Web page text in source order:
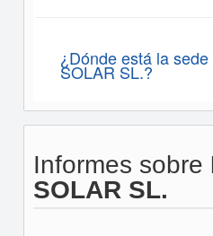
¿Dónde está la
SOLAR SL.?
Informes sobre
SOLAR SL.